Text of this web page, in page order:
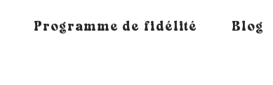
Programme de fidélité Blog